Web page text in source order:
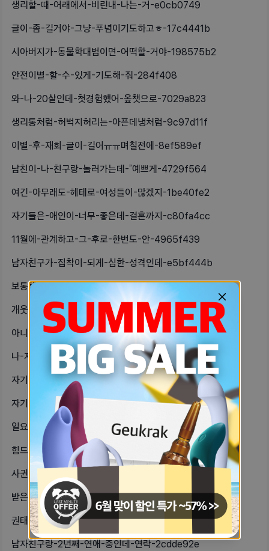
생리할-때-어래에서-비린내-나는-거-e0cb0749
글이-좀-길거야-그냥-푸념이기도하고ㅎ-17c4441b
시아버지가-동물학대범이면-어떡할-거야-198575b2
안전이별-할-수-있게-기도해-줘-284f408
와-나-20살인데-첫경험했어-옾챗으로-7029a823
생리통처럼-허벅지허리는-아픈데냉처럼-9c97d11f
이별-후-재회-글이-길어ㅠㅠ며칠전에-8ef589ef
남친이-나-친구랑-놀러가는데-”예쁘게-4729f564
여긴-아무래도-헤테로-여성들이-많겠지-1be40fe2
자기들은-애인이-너무-좋은데-결혼까지-c80fa4cc
11월에-관계하고-그-후로-한번도-안-4965f439
남자친구가-집착이-되게-심한-성격인데-e5bf444b
보통헤어지고-언팔하는거면-차단했다가-de4a0e86
개웃기네-소개팅어플로-연락하는-남자가-88988700
아니-오늘-친구랑-얘기했는데-친구가-935087c8
나-자꾸-애인이-이해가-안돼연휴-때도-803bbdd5
자기들이-생각하는-장기연애-기준은-23464dfb
자기들-혼자-살아도-반려기구는-잘-숨-5a90e4b3
일요일에-첫관계-할-거-같은데-팁주라-d4a820e8
힘드러ㅠㅠ전썸남-자꾸-생각나-b8cec831
사귄지-얼마-안된-남자친구한테-주민번-3c435ba7
받은준-가장-낭만있던-선물-뭐야-난-fbba9c04
권태기-온-것-같아-66cbf864
남자친구랑-2년째-연애-중인데-연락-2cdde92e